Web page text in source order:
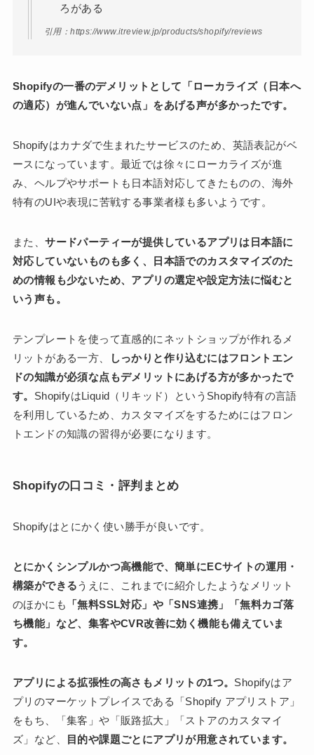
ろがある
引用：https://www.itreview.jp/products/shopify/reviews
Shopifyの一番のデメリットとして「ローカライズ（日本へ
の適応）が進んでいない点」をあげる声が多かったです。
Shopifyはカナダで生まれたサービスのため、英語表記がベ
ースになっています。最近では徐々にローカライズが進
み、ヘルプやサポートも日本語対応してきたものの、海外
特有のUIや表現に苦戦する事業者様も多いようです。
また、サードパーティーが提供しているアプリは日本語に
対応していないものも多く、日本語でのカスタマイズのた
めの情報も少ないため、アプリの選定や設定方法に悩むと
いう声も。
テンプレートを使って直感的にネットショップが作れるメ
リットがある一方、
しっかりと作り込むにはフロントエン
ドの知識が必須な点もデメリットにあげる方が多かったで
す。 ShopifyはLiquid（リキッド）というShopify特有の言語
を利用しているため、カスタマイズをするためにはフロン
トエンドの知識の習得が必要になります。
Shopifyの口コミ・評判まとめ
Shopifyはとにかく使い勝手が良いです。
とにかくシンプルかつ高機能で、簡単にECサイトの運用・
構築ができるうえに、これまでに紹介したようなメリット
のほかにも
「無料SSL対応」や「SNS連携」「無料カゴ落
ち機能」など、集客やCVR改善に効く機能も備えていま
す。
アプリによる拡張性の高さもメリットの1つ。 Shopifyはア
プリのマーケットプレイスである「Shopify アプリストア」
をもち、「集客」や「販路拡大」「ストアのカスタマイ
ズ」など、
目的や課題ごとにアプリが用意されています。